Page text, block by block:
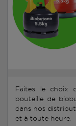
Faites le choix
bouteille de
dans nos
et à toute heure.